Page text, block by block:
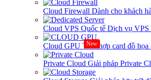
Cloud Firewall Dành cho khách
Cloud VPS Quốc tế Dịch vụ VPS
Cloud GPU New
Tích hợp card đồ họa
Private Cloud Giải pháp Private